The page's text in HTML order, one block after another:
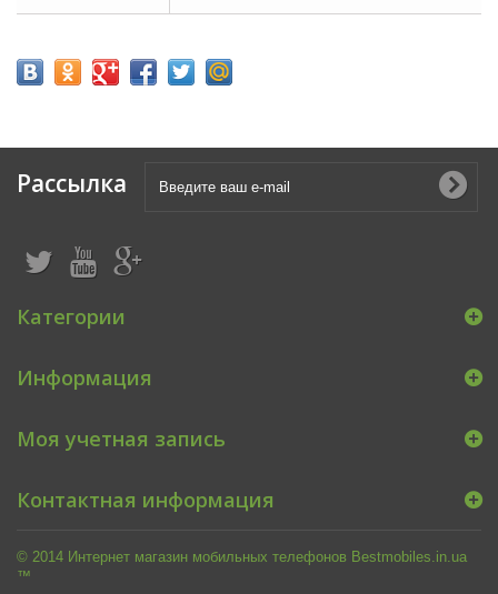
Рассылка
Категории
Информация
© 2014 Интернет магазин мобильных телефонов Bestmobiles.in.ua
™
Моя учетная запись
Контактная информация